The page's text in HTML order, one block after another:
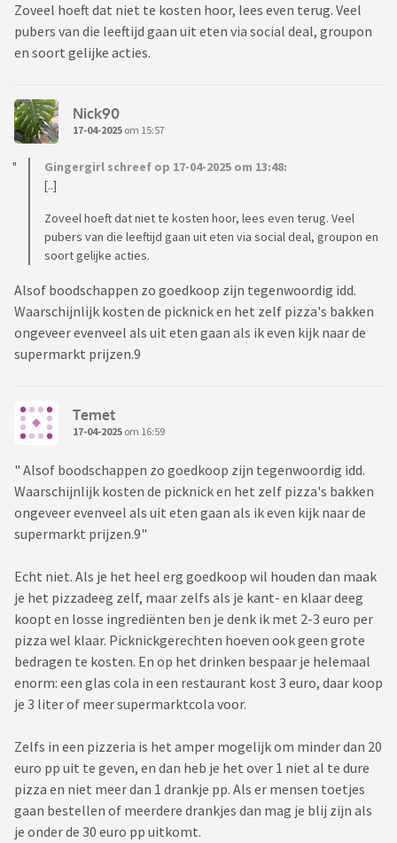
Zoveel hoeft dat niet te kosten hoor, lees even terug. Veel
pubers van die leeftijd gaan uit eten via social deal, groupon
en soort gelijke acties.
Nick90
17-04-2025 om 15:57
Gingergirl schreef op 17-04-2025 om 13:48:
[..]
Zoveel hoeft dat niet te kosten hoor, lees even terug. Veel
pubers van die leeftijd gaan uit eten via social deal, groupon en
soort gelijke acties.
Alsof boodschappen zo goedkoop zijn tegenwoordig idd.
Waarschijnlijk kosten de picknick en het zelf pizza's bakken
ongeveer evenveel als uit eten gaan als ik even kijk naar de
supermarkt prijzen.9
Temet
17-04-2025 om 16:59
" Alsof boodschappen zo goedkoop zijn tegenwoordig idd.
Waarschijnlijk kosten de picknick en het zelf pizza's bakken
ongeveer evenveel als uit eten gaan als ik even kijk naar de
supermarkt prijzen.9"
Echt niet. Als je het heel erg goedkoop wil houden dan maak
je het pizzadeeg zelf, maar zelfs als je kant- en klaar deeg
koopt en losse ingrediënten ben je denk ik met 2-3 euro per
pizza wel klaar. Picknickgerechten hoeven ook geen grote
bedragen te kosten. En op het drinken bespaar je helemaal
enorm: een glas cola in een restaurant kost 3 euro, daar koop
je 3 liter of meer supermarktcola voor.
Zelfs in een pizzeria is het amper mogelijk om minder dan 20
euro pp uit te geven, en dan heb je het over 1 niet al te dure
pizza en niet meer dan 1 drankje pp. Als er mensen toetjes
gaan bestellen of meerdere drankjes dan mag je blij zijn als
je onder de 30 euro pp uitkomt.